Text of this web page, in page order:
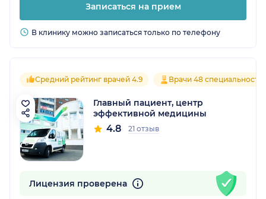
Записаться на прием
В клинику можно записаться только по телефону
Средний рейтинг врачей 4.9 Врачи 48
Главный пациент, центр
эффективной медицины
4.8 21 отзыв
Лицензия проверена